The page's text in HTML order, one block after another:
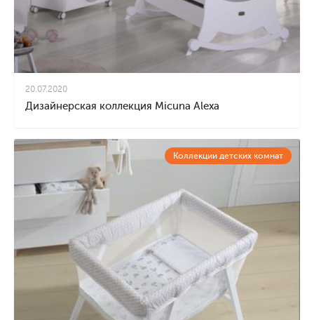
20.07.2020
Дизайнерская коллекция Micuna Alexa
Коллекции детских комнат